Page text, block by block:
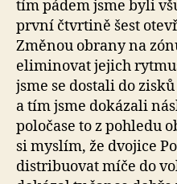
tím pádem jsme byli
první čtvrtině šest
Změnou obrany na
eliminovat jejich
jsme se dostali do
a tím jsme dokázali
poločase to z pohledu
si myslím, že dvojice
distribuovat míče do